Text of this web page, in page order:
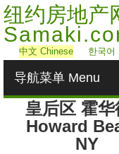
纽约房地产
中文 Chinese 한국어
导航菜单 Menu
皇后区 霍华
Howard
NY